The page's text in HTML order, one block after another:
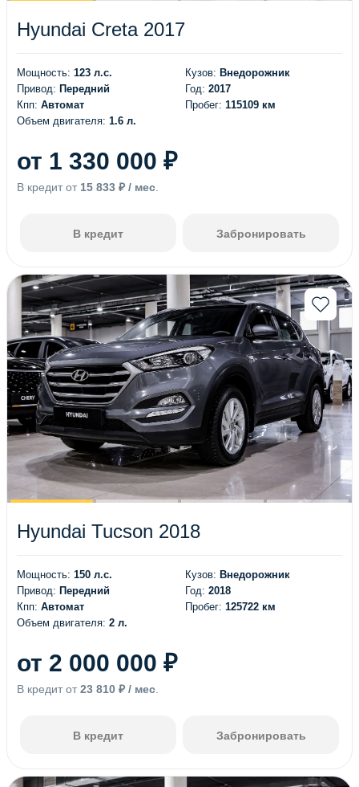
Hyundai Creta 2017
Мощность: 123 л.с.
Привод: Передний
Кпп: Автомат
Объем двигателя: 1.6 л.
Кузов: Внедорожник
Год: 2017
Пробег: 115109 км
от 1 330 000 ₽
В кредит от 15 833 ₽ / мес
В кредит Забронировать
Hyundai Tucson 2018
Мощность: 150 л.с.
Привод: Передний
Кпп: Автомат
Объем двигателя: 2 л.
Кузов: Внедорожник
Год: 2018
Пробег: 125722 км
от 2 000 000 ₽
В кредит от 23 810 ₽ / мес
В кредит Забронировать